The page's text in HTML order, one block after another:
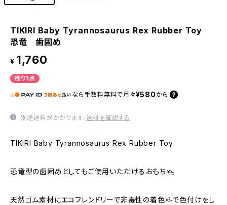
TIKIRI Baby Tyrannosaurus Rex Rubber Toy
恐竜 歯固め
¥ 1,760
残り1点
なら 手数料無料で 月々¥580 から
別途送料がかかります。送料を確認する
TIKIRI Baby Tyrannosaurus Rex Rubber Toy
恐竜型の歯固めとしてもご使用いただけるおもちゃ。
天然ゴム素材にエコフレンドリーで非毒性の着色料で色付けをし